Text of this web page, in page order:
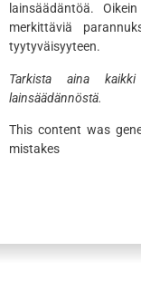
lainsäädäntöä.
merkittäviä
tyytyväisyyteen.
Tarkista aina
lainsäädännöstä.
This content was
mistakes